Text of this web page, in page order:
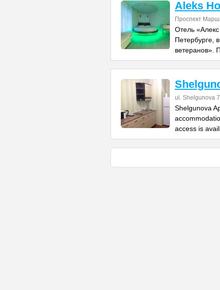
Aleks
Проспект
Отель
Петербурге,
ветеранов».
ul. Shelgunova
Shelgunova
access is